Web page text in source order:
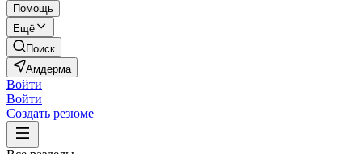
Помощь
Ещё
Поиск
Амдерма
Войти
Войти
Создать резюме